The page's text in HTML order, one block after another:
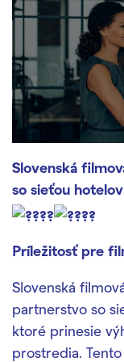
Slovenská
so sieťou hotelov
Príležitosť pre
Slovenská
partnerstvo so
ktoré prinesie
prostredia.